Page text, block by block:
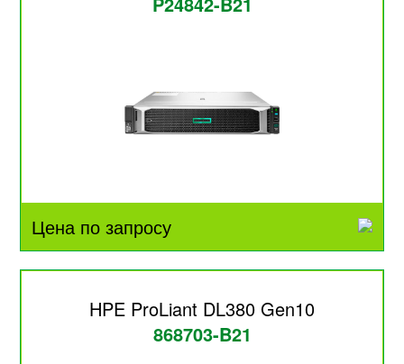
Цена по запросу
HPE ProLiant DL380 Gen10
868703-B21